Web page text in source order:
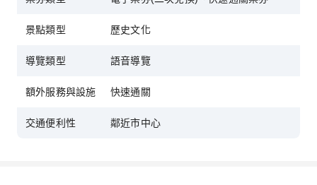
景點類型 歷史文化
導覽類型 語音導覽
額外服務與設施 快速通關
交通便利性 鄰近市中心